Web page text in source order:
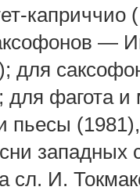
—
для
для фагота
(1981),
западных
cл. И.